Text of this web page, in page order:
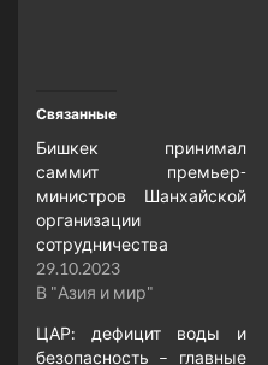
Связанные
Бишкек принимал
саммит премьер-
министров Шанхайской
организации
сотрудничества
29.10.2023
В "Азия и мир"
ЦАР: дефицит воды и
безопасность – главные